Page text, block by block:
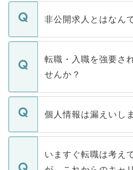
ご登録いただきました
登録内容を確認し、そ
ます。通常、5営業日
いただきますので、し
非公開求人とはなん
マイナビDOCTORで取
うち約3割は、Webサ
けない「非公開求人」
下記の理由によって、
ません。
■応募殺到を避けるた
関を公にしてしまうと
に、医療機関が求める
転職・入職を強要さ
せんか？
転職・入職を強要する
ん。また、仮に応募先
定を承諾する必要はあ
の辞退の連絡はキャリ
個人情報は漏えいし
個人情報が漏えいする
で、ご安心ください。
などで収集したご登録
いますぐ転職は考え